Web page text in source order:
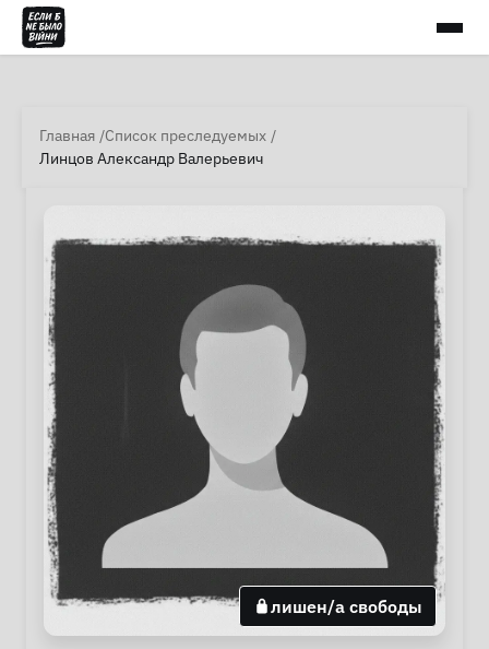
Главная Список преследуемых
Линцов Александр Валерьевич
лишен/а свободы